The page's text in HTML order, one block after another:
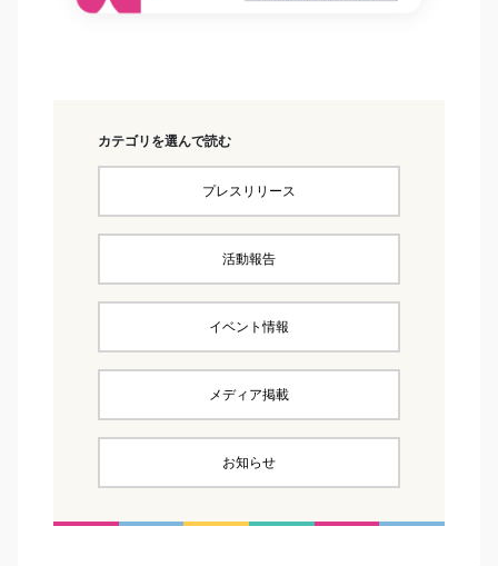
カテゴリを選んで読む
プレスリリース
活動報告
イベント情報
メディア掲載
お知らせ